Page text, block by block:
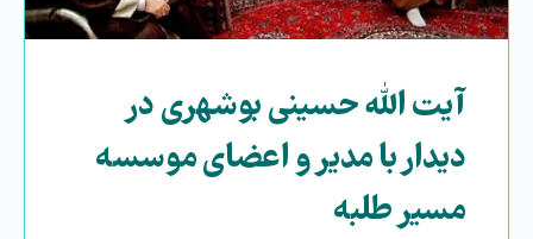
آیت الله حسینی بوشهری در
دیدار با مدیر و اعضای موسسه
مسیر طلبه